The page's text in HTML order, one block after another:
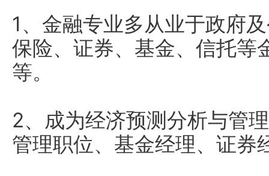
1、金融专业多从业于政府
保险、证券、基金、信托等
等。
2、成为经济预测分析与管
管理职位、基金经理、证券